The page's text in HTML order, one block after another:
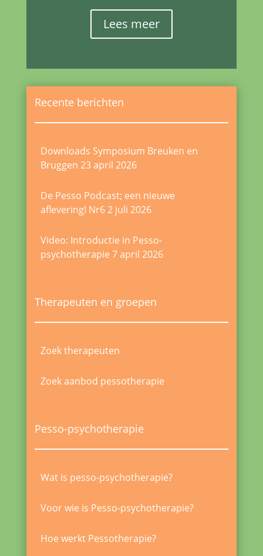
Lees meer
Recente berichten
Downloads Symposium Breuken en
Bruggen 23 april 2026
De Pesso Podcast; een nieuwe
aflevering! Nr62 juli 2026
Video: Introductie in Pesso-
psychotherapie 7 april 2026
Therapeuten en groepen
Zoek therapeuten
Zoek aanbod pessotherapie
Pesso-psychotherapie
Wat is pesso-psychotherapie?
Voor wie is Pesso-psychotherapie?
Hoe werkt Pessotherapie?